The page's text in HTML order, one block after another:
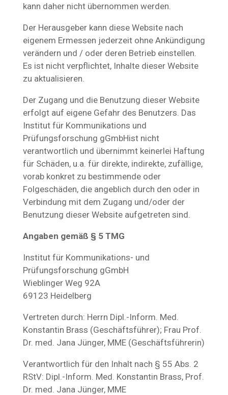
kann daher nicht übernommen werden.
Der Herausgeber kann diese Website nach
eigenem Ermessen jederzeit ohne Ankündigung
verändern und / oder deren Betrieb einstellen.
Es ist nicht verpflichtet, Inhalte dieser Website
zu aktualisieren.
Der Zugang und die Benutzung dieser Website
erfolgt auf eigene Gefahr des Benutzers. Das
Institut für Kommunikations und
Prüfungsforschung gGmbHist nicht
verantwortlich und übernimmt keinerlei Haftung
für Schäden, u.a. für direkte, indirekte, zufällige,
vorab konkret zu bestimmende oder
Folgeschäden, die angeblich durch den oder in
Verbindung mit dem Zugang und/oder der
Benutzung dieser Website aufgetreten sind.
Angaben gemäß § 5 TMG
Institut für Kommunikations- und
Prüfungsforschung gGmbH
Wieblinger Weg 92A
69123 Heidelberg
Vertreten durch: Herrn Dipl.-Inform. Med.
Konstantin Brass (Geschäftsführer); Frau Prof.
Dr. med. Jana Jünger, MME (Geschäftsführerin)
Verantwortlich für den Inhalt nach § 55 Abs. 2
RStV: Dipl.-Inform. Med. Konstantin Brass, Prof.
Dr. med. Jana Jünger, MME